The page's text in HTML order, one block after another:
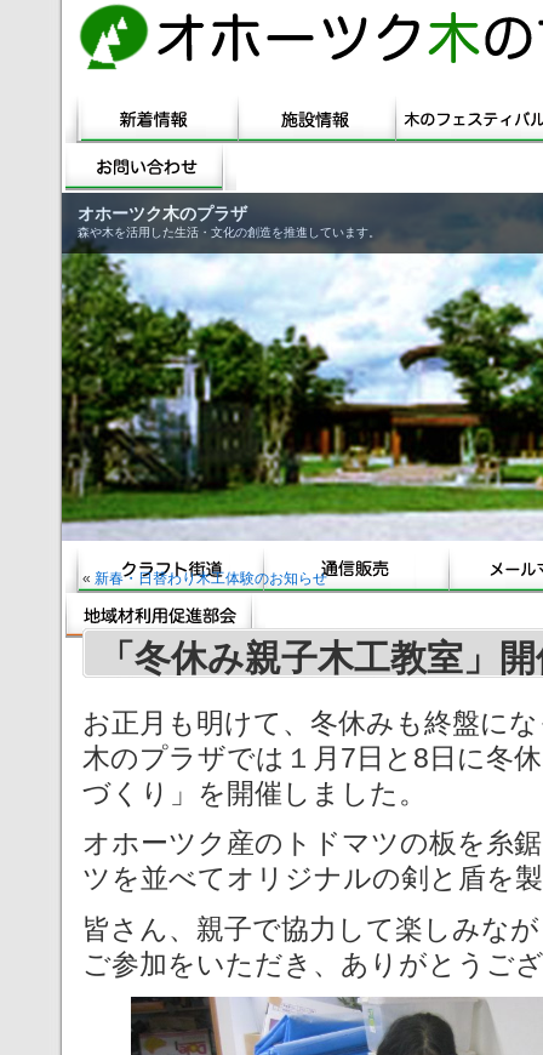
オホーツク木のプラザ
森や木を活用した生活・文化の創造を推進しています。
« 新春・日替わり木工体験のお知らせ
「冬休み親子木工教室」
お正月も明けて、冬休みも終盤に
木のプラザでは１月7日と8日に冬
づくり」を開催しました。
オホーツク産のトドマツの板を糸
ツを並べてオリジナルの剣と盾を
皆さん、親子で協力して楽しみな
ご参加をいただき、ありがとうご